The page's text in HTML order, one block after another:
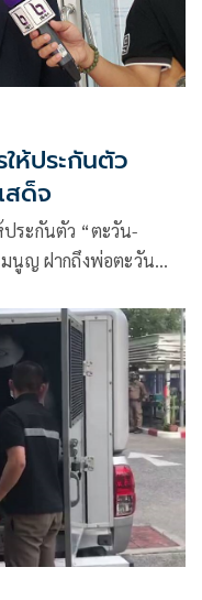
ห้ประกันตัว
สด็จ
ระกันตัว “ตะวัน-
มนูญ ฝากถึงพ่อตะวัน